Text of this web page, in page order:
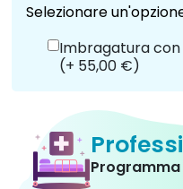
Selezionare
Imbragatura
(+ 55,00 €)